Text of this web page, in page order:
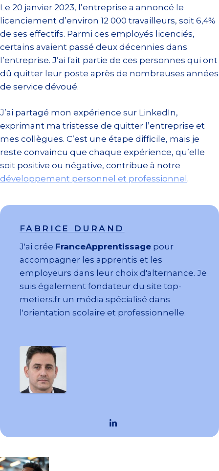
Le 20 janvier 2023, l’entreprise a annoncé le
licenciement d’environ 12 000 travailleurs, soit 6,4%
de ses effectifs. Parmi ces employés licenciés,
certains avaient passé deux décennies dans
l’entreprise. J’ai fait partie de ces personnes qui ont
dû quitter leur poste après de nombreuses années
de service dévoué.
J’ai partagé mon expérience sur LinkedIn,
exprimant ma tristesse de quitter l’entreprise et
mes collègues. C’est une étape difficile, mais je
reste convaincu que chaque expérience, qu’elle
soit positive ou négative, contribue à notre
développement personnel et professionnel.
FABRICE DURAND
J'ai crée FranceApprentissage pour
accompagner les apprentis et les
employeurs dans leur choix d'alternance. Je
suis également fondateur du site top-
metiers.fr un média spécialisé dans
l'orientation scolaire et professionnelle.